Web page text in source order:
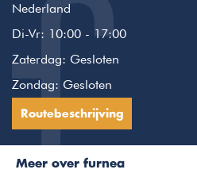
Nederland
Di-Vr: 10:00 - 17:00
Zaterdag: Gesloten
Zondag: Gesloten
Routebeschrijving
Meer over furnea